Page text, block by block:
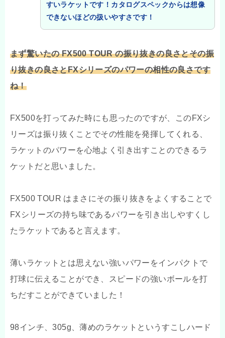
すいラケットです！カタログスペックからは想像
できないほどの扱いやすさです！
まず驚いたの FX500 TOUR の振り抜きの良さとその振
り抜きの良さとFXシリーズのパワーの相性の良さです
ね！
FX500を打ってみた時にも思ったのですが、このFXシ
リーズは振り抜くことでその性能を発揮してくれる、
ラケットのパワーを心地よく引き出すことのできるラ
ケットだと思いました。
FX500 TOUR はまさにその振り抜きをよくすることで
FXシリーズの持ち味であるパワーを引き出しやすくし
たラケットであると言えます。
薄いラケットとは思えない強いパワーをインパクトで
打球に伝えることができ、スピードの強いボールを打
ちだすことができていました！
98インチ、305g、薄めのラケットというすこしハード